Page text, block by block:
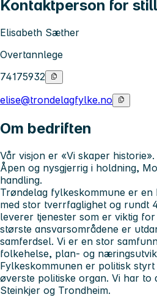
Kontaktperson for
Elisabeth Sæther
Overtannlege
74175932
elise@trondelagfylke.no
Om bedriften
Vår visjon er «Vi skaper historie
Åpen og nysgjerrig i holdning,
handling.
Trøndelag fylkeskommune er en
med stor tverrfaglighet og rundt
leverer tjenester som er viktig
største ansvarsområdene er
samferdsel. Vi er en stor
folkehelse, plan- og
Fylkeskommunen er politisk
øverste politiske organ. Vi har to
Steinkjer og Trondheim.